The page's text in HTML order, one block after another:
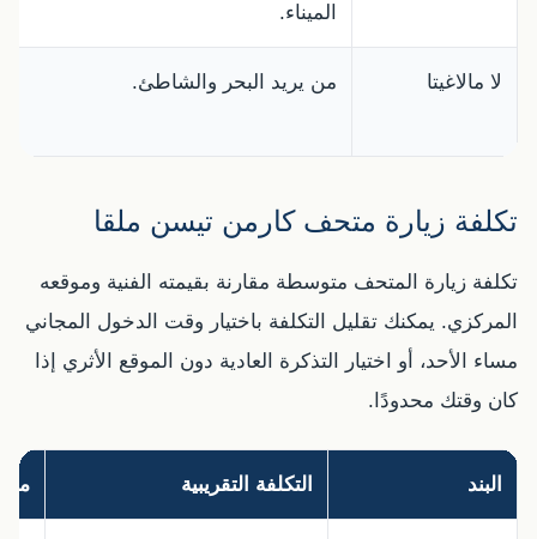
الميناء.
لا مالاغيتا من يريد البحر والشاطئ.
تكلفة زيارة متحف كارمن تيسن ملقا
تكلفة زيارة المتحف متوسطة مقارنة بقيمته الفنية وموقعه
المركزي. يمكنك تقليل التكلفة باختيار وقت الدخول المجاني
مساء الأحد، أو اختيار التذكرة العادية دون الموقع الأثري إذا
كان وقتك محدودًا.
البند التكلفة التقريبية